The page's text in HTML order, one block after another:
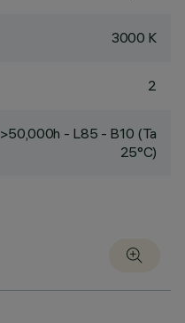
3000 K
2
>50,000h - L85 - B10 (Ta
25°C)